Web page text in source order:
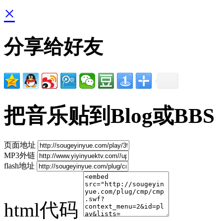
×
分享给好友
把音乐贴到Blog或BBS
页面地址
MP3外链
flash地址
html代码